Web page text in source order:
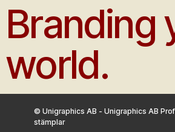
Branding
world.
© Unigraphics AB - Unigraphics AB
stämplar